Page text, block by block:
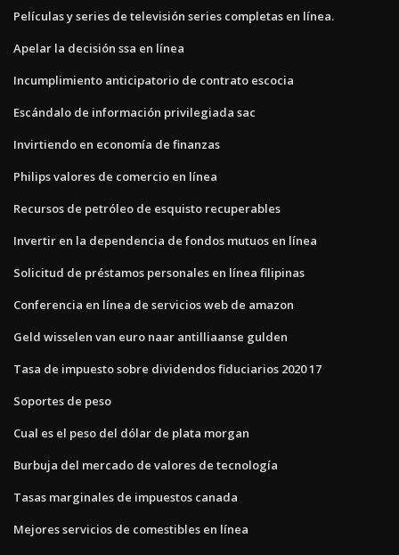
Películas y series de televisión series completas en línea.
Apelar la decisión ssa en línea
Incumplimiento anticipatorio de contrato escocia
Escándalo de información privilegiada sac
Invirtiendo en economía de finanzas
Philips valores de comercio en línea
Recursos de petróleo de esquisto recuperables
Invertir en la dependencia de fondos mutuos en línea
Solicitud de préstamos personales en línea filipinas
Conferencia en línea de servicios web de amazon
Geld wisselen van euro naar antilliaanse gulden
Tasa de impuesto sobre dividendos fiduciarios 2020 17
Soportes de peso
Cual es el peso del dólar de plata morgan
Burbuja del mercado de valores de tecnología
Tasas marginales de impuestos canada
Mejores servicios de comestibles en línea